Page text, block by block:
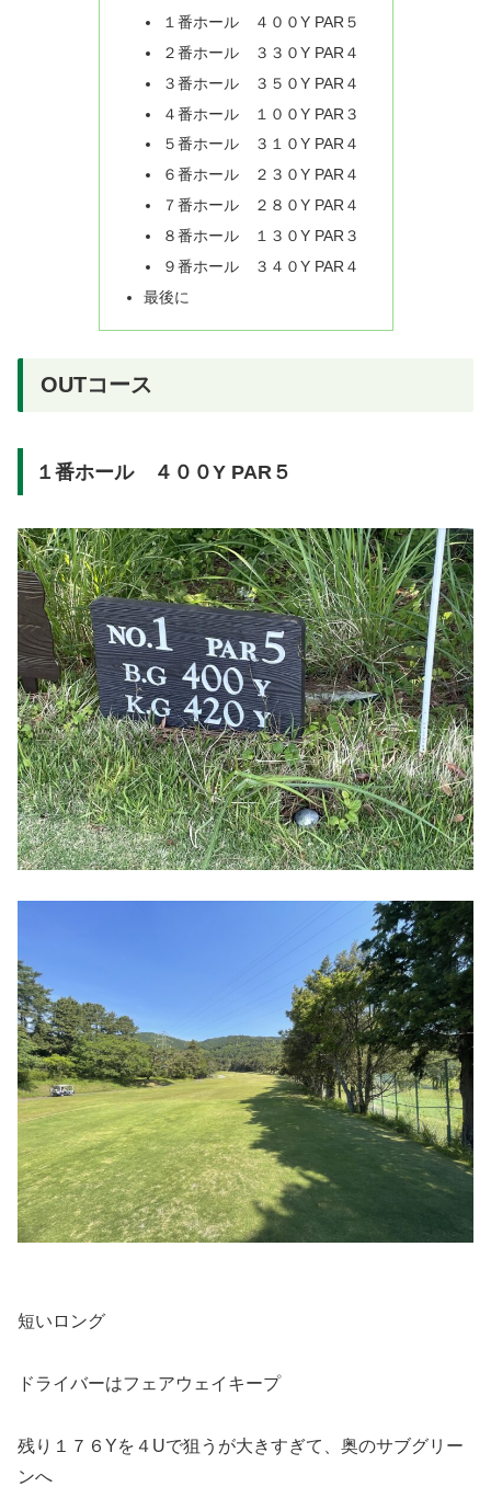
１番ホール ４００Y PAR５
２番ホール ３３０Y PAR４
３番ホール ３５０Y PAR４
４番ホール １００Y PAR３
５番ホール ３１０Y PAR４
６番ホール ２３０Y PAR４
７番ホール ２８０Y PAR４
８番ホール １３０Y PAR３
９番ホール ３４０Y PAR４
最後に
OUTコース
１番ホール ４００Y PAR５
短いロング
ドライバーはフェアウェイキープ
残り１７６Yを４Uで狙うが大きすぎて、奥のサブグリー
ンへ